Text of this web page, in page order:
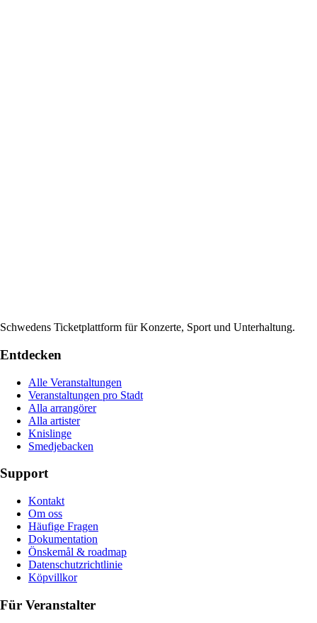
Schwedens Ticketplattform für Konzerte, Sport und Unterhaltung.
Entdecken
Alle Veranstaltungen
Veranstaltungen pro Stadt
Alla arrangörer
Alla artister
Knislinge
Smedjebacken
Support
Kontakt
Om oss
Häufige Fragen
Dokumentation
Önskemål & roadmap
Datenschutzrichtlinie
Köpvillkor
Für Veranstalter